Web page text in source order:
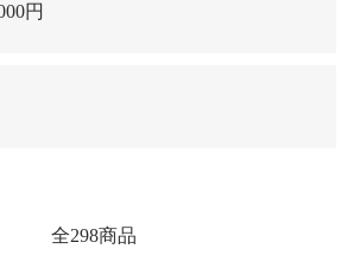
円
全298商品